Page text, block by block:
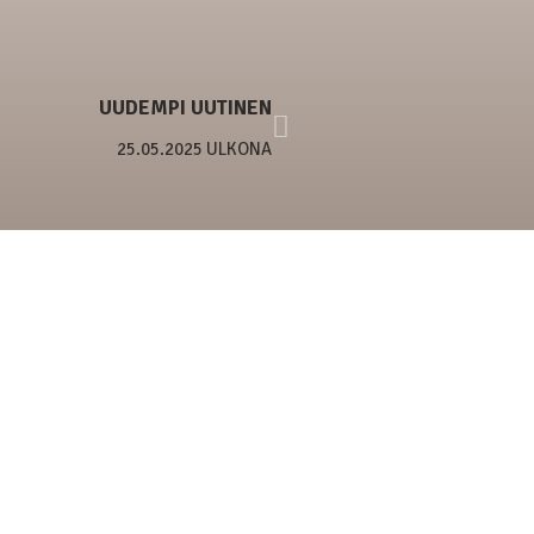
UUDEMPI UUTINEN
25.05.2025 ULKONA